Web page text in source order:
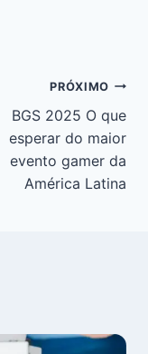
PRÓXIMO
BGS 2025 O que
esperar do maior
evento gamer da
América Latina